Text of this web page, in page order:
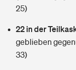
Sie haben Fragen?
Zur Übersicht
Wer versichert
25)
22 in der
geblieben
33)